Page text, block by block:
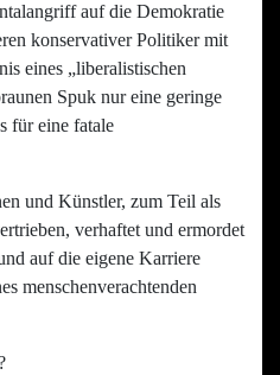
auf die Demokratie
konservativer Politiker mit
eines „liberalistischen
Spuk nur eine geringe
für eine fatale
und Künstler, zum Teil als
verhaftet und ermordet
auf die eigene Karriere
menschenverachtenden